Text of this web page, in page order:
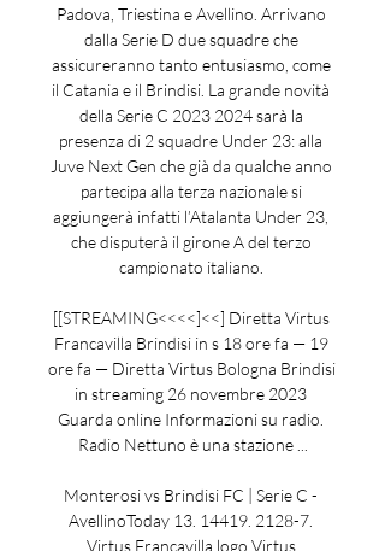
Padova, Triestina e Avellino. Arrivano
dalla Serie D due squadre che
assicureranno tanto entusiasmo, come
il Catania e il Brindisi. La grande novità
della Serie C 2023 2024 sarà la
presenza di 2 squadre Under 23: alla
Juve Next Gen che già da qualche anno
partecipa alla terza nazionale si
aggiungerà infatti l’Atalanta Under 23,
che disputerà il girone A del terzo
campionato italiano.
[[STREAMING<<<<]<<] Diretta Virtus
Francavilla Brindisi in s 18 ore fa — 19
ore fa — Diretta Virtus Bologna Brindisi
in streaming 26 novembre 2023
Guarda online Informazioni su radio.
Radio Nettuno è una stazione ...
Monterosi vs Brindisi FC | Serie C -
AvellinoToday 13. 14419. 2128-7.
Virtus Francavilla logo Virtus